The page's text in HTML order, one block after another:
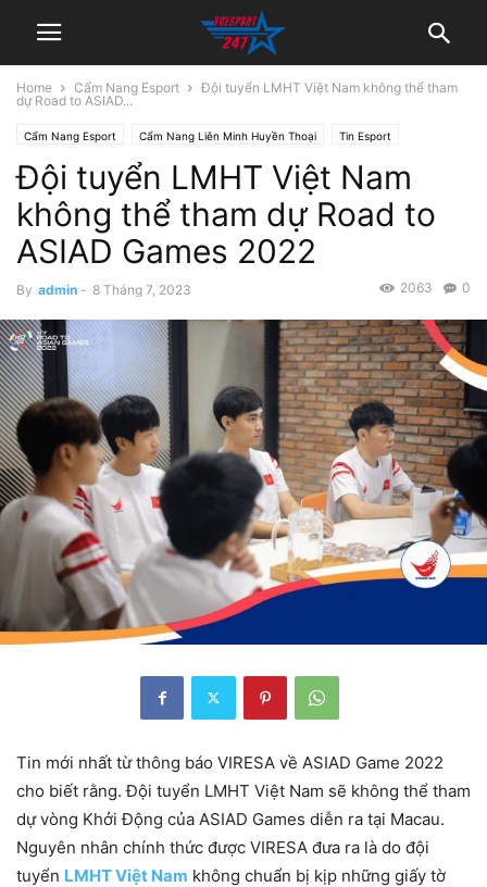
Home Cẩm Nang Esport
Đội tuyển LMHT Việt Nam không thể tham
dự Road to ASIAD...
Cẩm Nang Esport Cẩm Nang Liên Minh Huyền Thoại Tin Esport
Tin Tức LMHT
Đội tuyển LMHT Việt Nam
không thể tham dự Road to
ASIAD Games 2022
By admin - 8 Tháng 7, 2023 0
2063
Tin mới nhất từ thông báo VIRESA về ASIAD Game 2022
cho biết rằng. Đội tuyển LMHT Việt Nam sẽ không thể tham
dự vòng Khởi Động của ASIAD Games diễn ra tại Macau.
Nguyên nhân chính thức được VIRESA đưa ra là do đội
tuyển LMHT Việt Nam không chuẩn bị kịp những giấy tờ